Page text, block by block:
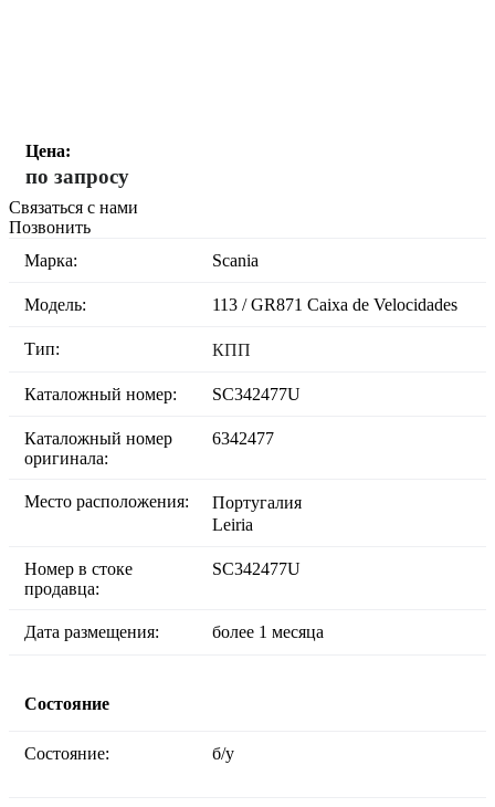
Цена:
по запросу
Связаться с нами
Позвонить
Марка:
Scania
Модель: 113 / GR871 Caixa de Velocidades
Тип: КПП
Каталожный номер: SC342477U
Каталожный номер
оригинала:
6342477
Место расположения:
Португалия
Leiria
Номер в стоке
продавца:
SC342477U
Дата размещения: более 1 месяца
Состояние
Состояние: б/у